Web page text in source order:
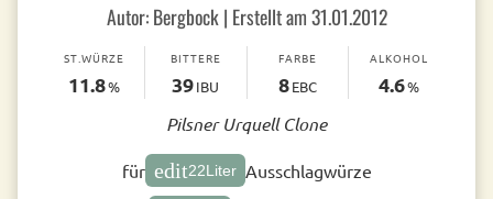
Autor: Bergbock | Erstellt am 31.01.2012
ST.WÜRZE
11.8%
BITTERE
39IBU
FARBE
8EBC
ALKOHOL
4.6%
Pilsner Urquell Clone
für edit22Liter Ausschlagwürze